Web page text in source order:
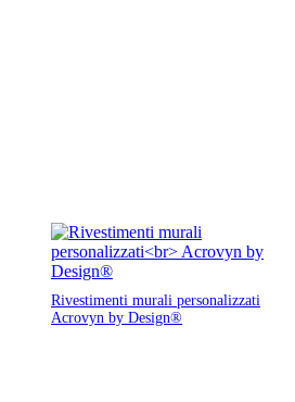
Rivestimenti murali personalizzati
Acrovyn by Design®